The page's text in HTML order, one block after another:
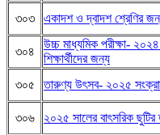
৩০৩ একাদশ ও দ্বাদশ শ্রেণির
৩০৪
উচ্চ মাধ্যমিক পরীক্ষা-
শিক্ষার্থীদের জন্য
৩০৫ তারুণ্য উৎসব- ২০২৫
৩০৬ ২০২৫ সালের বাৎসরিক ছুটির